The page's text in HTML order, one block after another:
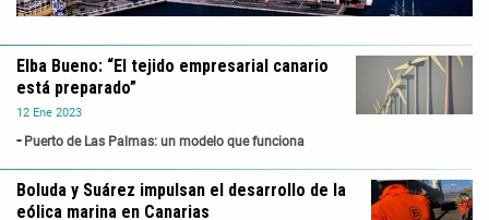
12 Ene 2023
Puerto de Las Palmas: un modelo que funciona
Elba Bueno: “El tejido empresarial canario
está preparado”
Boluda y Suárez impulsan el desarrollo de la
eólica marina en Canarias